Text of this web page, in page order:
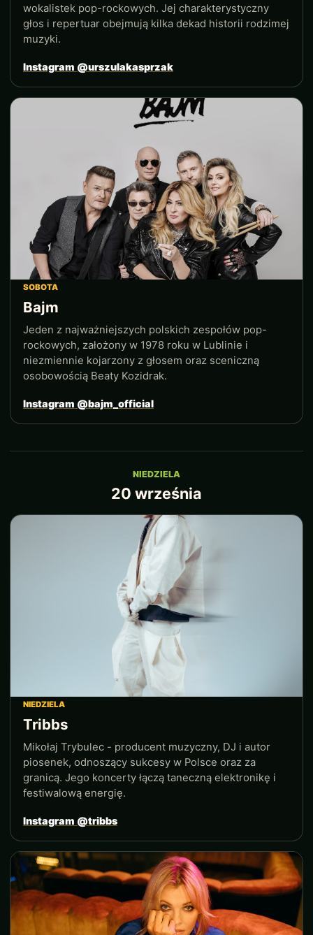
wokalistek pop-rockowych. Jej charakterystyczny
głos i repertuar obejmują kilka dekad historii rodzimej
muzyki.
Instagram @urszulakasprzak
SOBOTA
Bajm
Jeden z najważniejszych polskich zespołów pop-
rockowych, założony w 1978 roku w Lublinie i
niezmiennie kojarzony z głosem oraz sceniczną
osobowością Beaty Kozidrak.
Instagram @bajm_official
NIEDZIELA
20 września
NIEDZIELA
Tribbs
Mikołaj Trybulec - producent muzyczny, DJ i autor
piosenek, odnoszący sukcesy w Polsce oraz za
granicą. Jego koncerty łączą taneczną elektronikę i
festiwalową energię.
Instagram @tribbs